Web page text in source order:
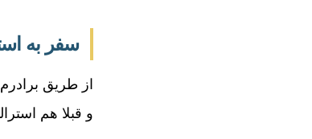
سفر به
از طریق
و قبلا هم